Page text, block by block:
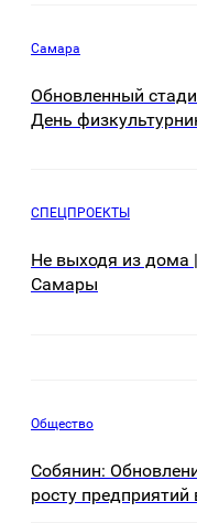
Самара
Обновленный
День
СПЕЦПРОЕКТЫ
Не выходя из дома
Самары
Общество
Собянин:
росту предприятий